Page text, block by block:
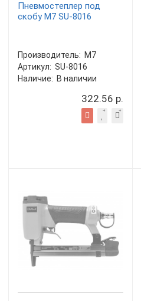
Пневмостеплер под
скобу M7 SU-8016
Производитель: M7
Артикул: SU-8016
Наличие: В наличии
322.56 р.